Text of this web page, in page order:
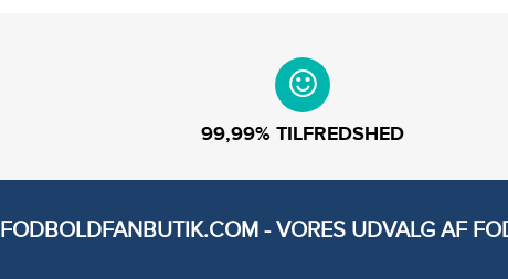
99,99% TILFREDSHED
FODBOLDFANBUTIK.COM - VORES UDVALG AF